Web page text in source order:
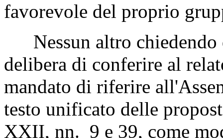
favorevole del proprio
Nessun altro chiedendo
delibera di conferire al
mandato di riferire
testo unificato delle
XXII, nn. 9 e 39, come